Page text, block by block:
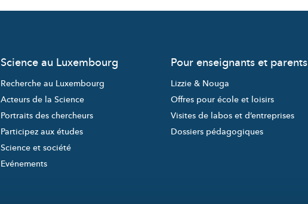
Science au Luxembourg
Recherche au Luxembourg
Acteurs de la Science
Portraits des chercheurs
Participez aux études
Science et société
Evénements
Pour enseignants et parents
Lizzie & Nouga
Offres pour école et loisirs
Visites de labos et d’entreprises
Dossiers pédagogiques